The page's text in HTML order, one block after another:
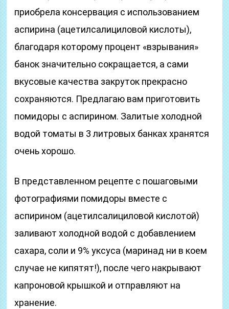
приобрела консервация с использованием
аспирина (ацетилсалициловой кислоты),
благодаря которому процент «взрывания»
банок значительно сокращается, а сами
вкусовые качества закруток прекрасно
сохраняются. Предлагаю вам приготовить
помидоры с аспирином. Залитые холодной
водой томаты в 3 литровых банках хранятся
очень хорошо.
В представленном рецепте с пошаговыми
фотографиями помидоры вместе с
аспирином (ацетилсалициловой кислотой)
заливают холодной водой с добавлением
сахара, соли и 9% уксуса (маринад ни в коем
случае не кипятят!), после чего накрывают
капроновой крышкой и отправляют на
хранение.